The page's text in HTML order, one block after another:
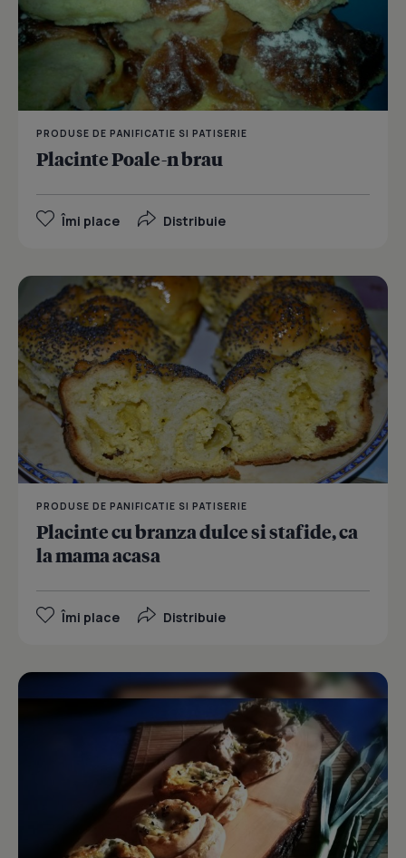
PRODUSE DE PANIFICATIE SI PATISERIE
Placinte Poale-n brau
Îmi place Distribuie
PRODUSE DE PANIFICATIE SI PATISERIE
Placinte cu branza dulce si stafide, ca
la mama acasa
Îmi place Distribuie